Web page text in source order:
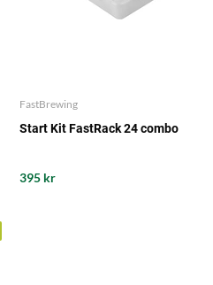
FastBrewing
Start Kit FastRack 24 combo
395 kr